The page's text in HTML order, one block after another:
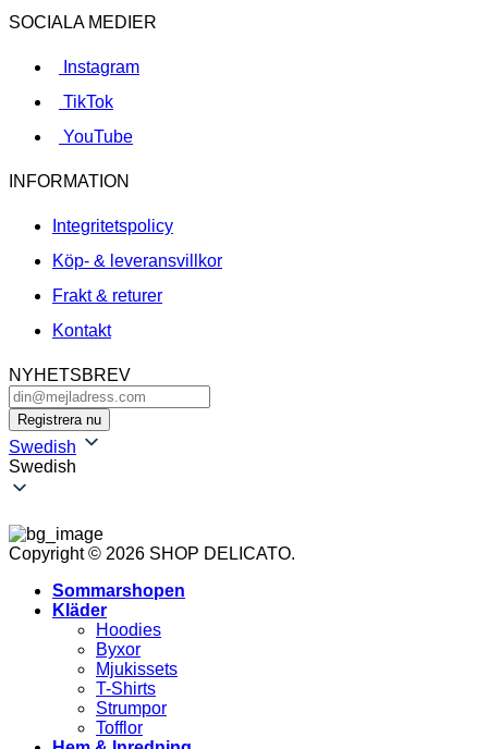
SOCIALA MEDIER
Instagram
TikTok
YouTube
INFORMATION
Integritetspolicy
Köp- & leveransvillkor
Frakt & returer
Kontakt
NYHETSBREV
Swedish
Swedish
Copyright © 2026 SHOP DELICATO.
Sommarshopen
Kläder
Hoodies
Byxor
Mjukissets
T-Shirts
Strumpor
Tofflor